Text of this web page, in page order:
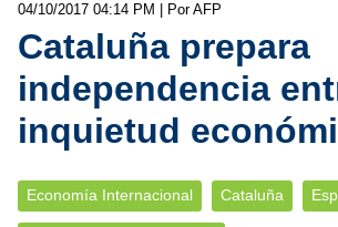
04/10/2017 04:14 PM | Por AFP
Cataluña prepara
independencia
inquietud
Economía Internacional Cataluña